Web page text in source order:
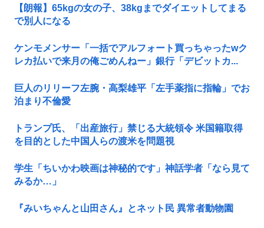
【朗報】65kgの女の子、38kgまでダイエットしてまる
で別人になる
ケンモメンサー「一括でアルフォート買っちゃったwク
レカ払いで来月の俺ごめんねー」銀行「デビットカ...
巨人のリリーフ左腕・高梨雄平「左手薬指に指輪」でお
泊まり不倫愛
トランプ氏、「出産旅行」禁じる大統領令 米国籍取得
を目的とした中国人らの渡米を問題視
学生「ちいかわ映画は神秘的です」神話学者「なら見て
みるか…」
『みいちゃんと山田さん』とネット民 異常者動物園